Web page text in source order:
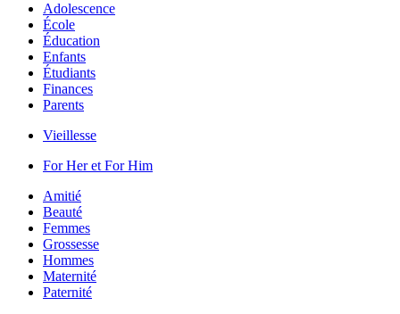
Adolescence
École
Éducation
Enfants
Étudiants
Finances
Parents
Vieillesse
For Her et For Him
Amitié
Beauté
Femmes
Grossesse
Hommes
Maternité
Paternité